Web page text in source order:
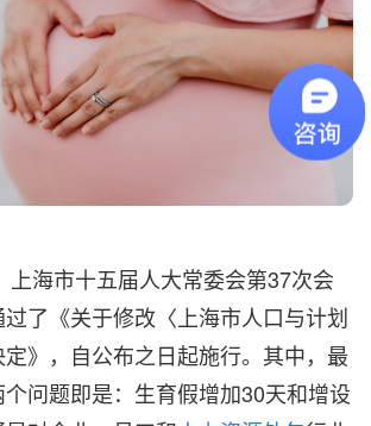
上海市十五届人大常委会第37次会
了《关于修改〈上海市人口与计划
》，自公布之日起施行。其中，最
问题即是：生育假增加30天和增设